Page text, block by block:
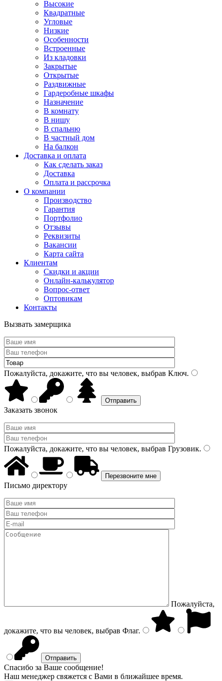
Высокие
Квадратные
Угловые
Низкие
Особенности
Встроенные
Из кладовки
Закрытые
Открытые
Раздвижные
Гардеробные шкафы
Назначение
В комнату
В нишу
В спальню
В частный дом
На балкон
Доставка и оплата
Как сделать заказ
Доставка
Оплата и рассрочка
О компании
Производство
Гарантия
Портфолио
Отзывы
Реквизиты
Вакансии
Карта сайта
Клиентам
Скидки и акции
Онлайн-калькулятор
Вопрос-ответ
Оптовикам
Контакты
Вызвать замерщика
Пожалуйста, докажите, что вы человек, выбрав Ключ.
Заказать звонок
Пожалуйста, докажите, что вы человек, выбрав Грузовик.
Письмо директору
Пожалуйста,
докажите, что вы человек, выбрав Флаг.
Спасибо за Ваше сообщение!
Наш менеджер свяжется с Вами в ближайшее время.